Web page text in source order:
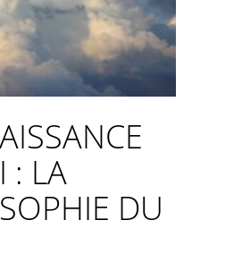
: LA
DU